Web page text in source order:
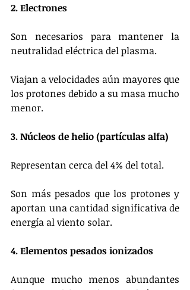
2. Electrones
Son necesarios para mantener la
neutralidad eléctrica del plasma.
Viajan a velocidades aún mayores que
los protones debido a su masa mucho
menor.
3. Núcleos de helio (partículas alfa)
Representan cerca del 4% del total.
Son más pesados que los protones y
aportan una cantidad significativa de
energía al viento solar.
4. Elementos pesados ionizados
Aunque mucho menos abundantes